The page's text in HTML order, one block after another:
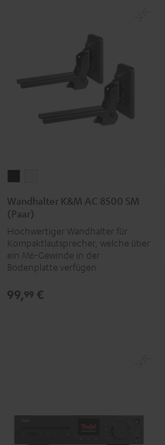
K&M
AC
8500
SM
(Paar)
K&M
8500
SM
(Paar)
Wandhalter K&M AC 8500 SM
(Paar)
Hochwertiger Wandhalter für
Kompaktlautsprecher, welche über
ein M6-Gewinde in der
Bodenplatte verfügen
99,99 €